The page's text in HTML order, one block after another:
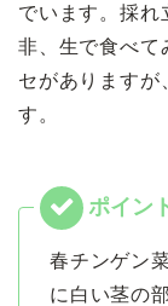
でいます。採れ
非、生で食べて
セがありますが
す。
春チンゲン
に白い茎の